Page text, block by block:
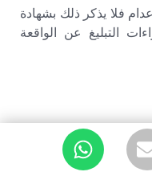
فلا يذكر ذلك بشهادة
التبليغ عن الواقعة
إصدار التصريح
الوفاة مرفقا به الكشف
المكلف بإثبات